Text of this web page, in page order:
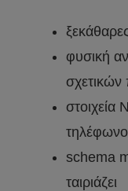
φυσική
στοιχεία
schema
ταιριάζει